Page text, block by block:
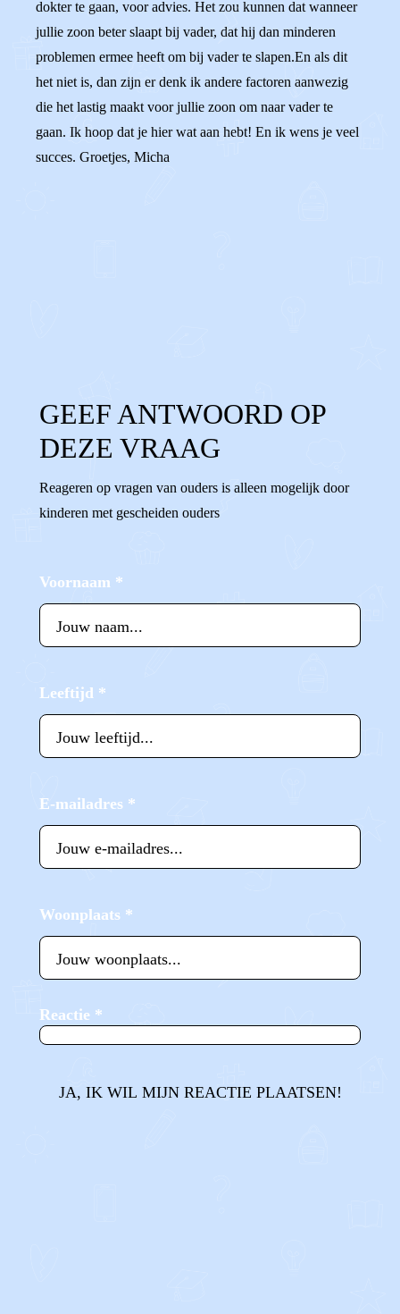
dokter te gaan, voor advies. Het zou kunnen dat wanneer
jullie zoon beter slaapt bij vader, dat hij dan minderen
problemen ermee heeft om bij vader te slapen.En als dit
het niet is, dan zijn er denk ik andere factoren aanwezig
die het lastig maakt voor jullie zoon om naar vader te
gaan. Ik hoop dat je hier wat aan hebt! En ik wens je veel
succes. Groetjes, Micha
GEEF ANTWOORD OP
DEZE VRAAG
Reageren op vragen van ouders is alleen mogelijk door
kinderen met gescheiden ouders
Voornaam *
Leeftijd *
E-mailadres *
Woonplaats *
Reactie *
JA, IK WIL MIJN REACTIE PLAATSEN!